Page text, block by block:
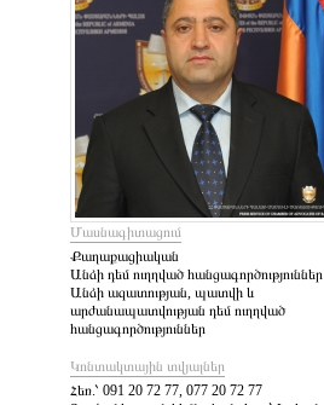
Մասնագիտացում
Քաղաքացիական
Անձի դեմ ուղղված հանցագործություններ
Անձի ազատության, պատվի և
արժանապատվության դեմ ուղղված
հանցագործություններ
Կոնտակտային տվյալներ
Հեռ.՝ 091 20 72 77, 077 20 72 77